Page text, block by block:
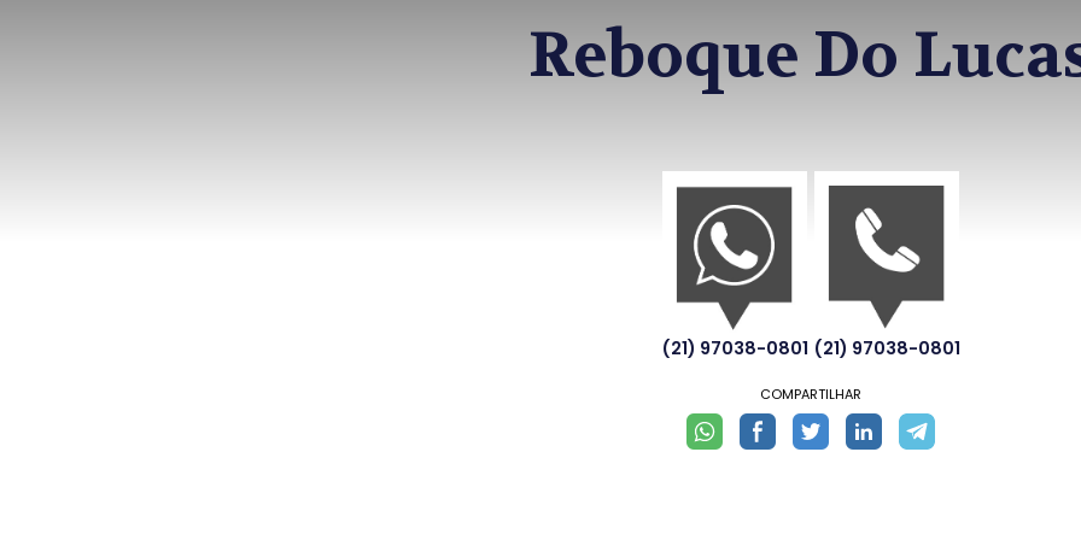
Reboque Do
(21) 97038-0801 (21) 97038-0801
COMPARTILHAR